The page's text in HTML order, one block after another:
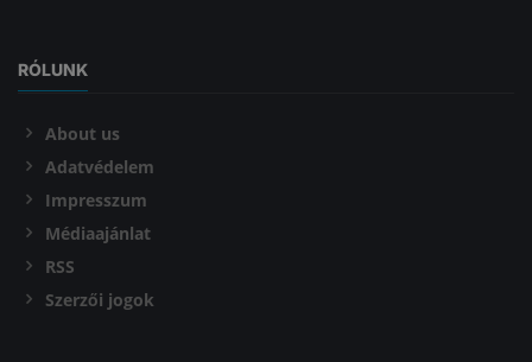
RÓLUNK
About us
Adatvédelem
Impresszum
Médiaajánlat
RSS
Szerzői jogok